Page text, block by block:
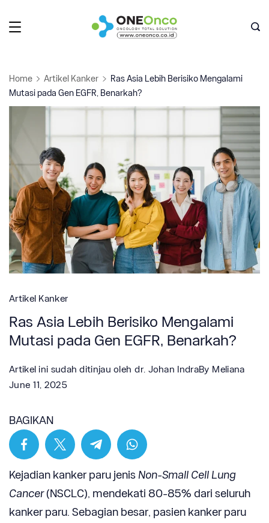
to
Home Artikel Kanker
Ras Asia Lebih Berisiko Mengalami
Mutasi pada Gen EGFR, Benarkah?
Artikel Kanker
Ras Asia Lebih Berisiko Mengalami
Mutasi pada Gen EGFR, Benarkah?
Artikel ini sudah ditinjau oleh dr. Johan IndraBy Meliana
June 11, 2025
BAGIKAN
Kejadian kanker paru jenis Non-Small Cell Lung
Cancer(NSCLC), mendekati 80-85% dari seluruh
kanker paru. Sebagian besar, pasien kanker paru